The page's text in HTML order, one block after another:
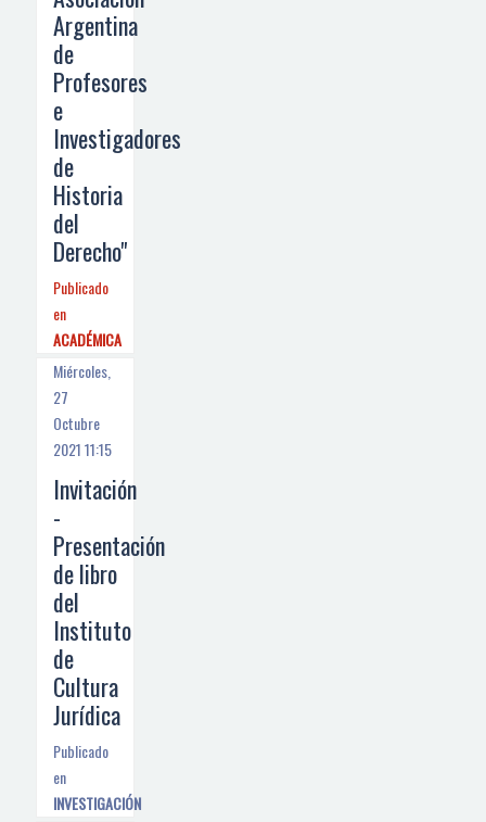
Argentina
de
Profesores
e
Investigadores
de
Historia
del
Derecho"
Publicado
en
ACADÉMICA
Miércoles,
27
Octubre
2021 11:15
Invitación
-
Presentación
de libro
del
Instituto
de
Cultura
Jurídica
Publicado
en
INVESTIGACIÓN